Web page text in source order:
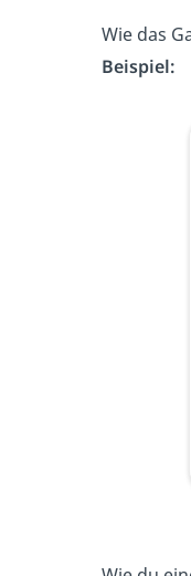
Wie das
Beispiel: